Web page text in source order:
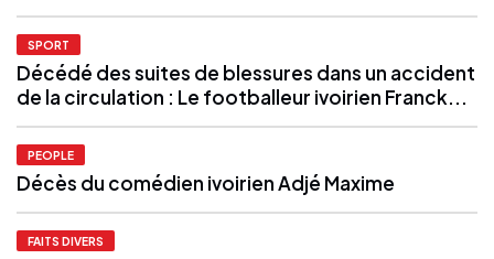
SPORT
Décédé des suites de blessures dans un accident
de la circulation : Le footballeur ivoirien Franck...
PEOPLE
Décès du comédien ivoirien Adjé Maxime
FAITS DIVERS